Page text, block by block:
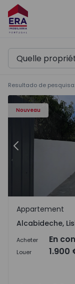
Resultado de pesquisa:
Nouveau
Appartement T3
Précédent
Alcabideche,
Appartement
Alcabideche,
Acheter En
Louer 1.900